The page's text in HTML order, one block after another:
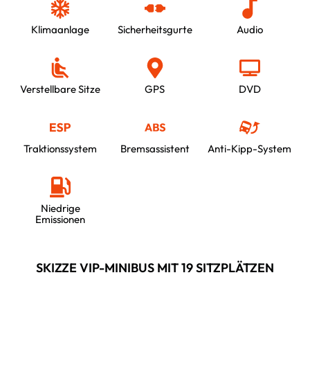
Klimaanlage Sicherheitsgurte Audio
Verstellbare Sitze GPS DVD
Traktionssystem Bremsassistent Anti-Kipp-System
Niedrige
Emissionen
SKIZZE VIP-MINIBUS MIT 19 SITZPLÄTZEN